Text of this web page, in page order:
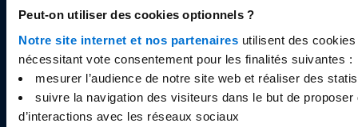
Peut-on utiliser des cookies optionnels ?
Notre site internet et nos partenaires utilisent des
nécessitant vote consentement pour les finalités suivantes :
mesurer l’audience de notre site web et réaliser des
suivre la navigation des visiteurs dans le but de
d’interactions avec les réseaux sociaux
et par la Banque de France sous le code interbancaire
la Gare, L-1611 Luxembourg.